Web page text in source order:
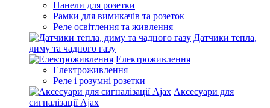
Панели для розетки
Рамки для вимикачів та розеток
Реле освітлення та живлення
Датчики тепла,
диму та чадного газу
Електроживлення
Електроживлення
Реле і розумні розетки
Аксесуари для
сигналізації Ajax